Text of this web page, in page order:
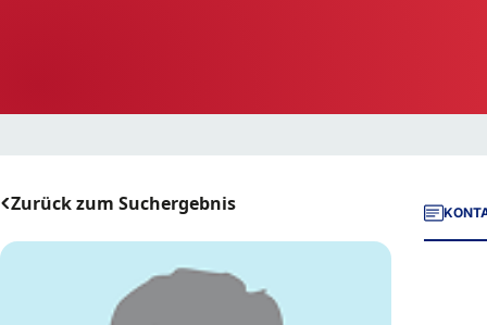
Zurück zum Suchergebnis